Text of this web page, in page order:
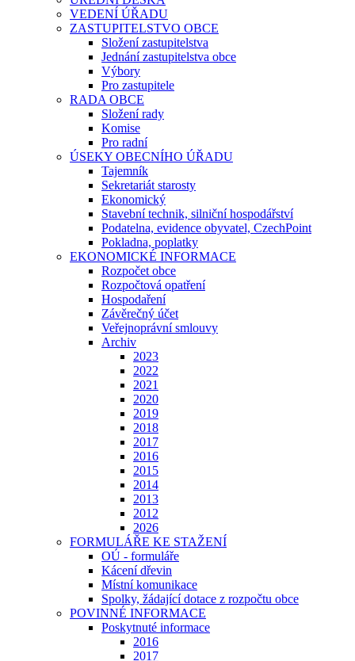
VEDENÍ ÚŘADU
ZASTUPITELSTVO OBCE
Složení zastupitelstva
Jednání zastupitelstva obce
Výbory
Pro zastupitele
RADA OBCE
Složení rady
Komise
Pro radní
ÚSEKY OBECNÍHO ÚŘADU
Tajemník
Sekretariát starosty
Ekonomický
Stavební technik, silniční hospodářství
Podatelna, evidence obyvatel, CzechPoint
Pokladna, poplatky
EKONOMICKÉ INFORMACE
Rozpočet obce
Rozpočtová opatření
Hospodaření
Závěrečný účet
Veřejnoprávní smlouvy
Archiv
2023
2022
2021
2020
2019
2018
2017
2016
2015
2014
2013
2012
2026
FORMULÁŘE KE STAŽENÍ
OÚ - formuláře
Kácení dřevin
Místní komunikace
Spolky, žádající dotace z rozpočtu obce
POVINNÉ INFORMACE
Poskytnuté informace
2016
2017